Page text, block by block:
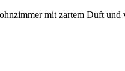
mit zartem Duft und